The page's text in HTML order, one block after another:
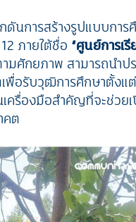
ดันการสร้างรูปแบบกา
ภายใต้ชื่อ “ศูนย์การ
มศักยภาพ สามารถนำ
พื่อรับวุฒิการศึกษาตั้งแ
ครื่องมือสำคัญที่จะช่วยเ
คต